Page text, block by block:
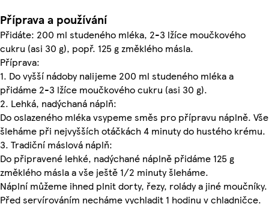
Příprava a používání
Přidáte: 200 ml studeného mléka, 2-3 lžíce moučkového
cukru (asi 30 g), popř. 125 g změklého másla.
Příprava:
1. Do vyšší nádoby nalijeme 200 ml studeného mléka a
přidáme 2-3 lžíce moučkového cukru (asi 30 g).
2. Lehká, nadýchaná náplň:
Do oslazeného mléka vsypeme směs pro přípravu náplně. Vše
šleháme při nejvyšších otáčkách 4 minuty do hustého krému.
3. Tradiční máslová náplň:
Do připravené lehké, nadýchané náplně přidáme 125 g
změklého másla a vše ještě 1/2 minuty šleháme.
Náplní můžeme ihned plnit dorty, řezy, rolády a jiné moučníky.
Před servírováním necháme vychladit 1 hodinu v chladničce.